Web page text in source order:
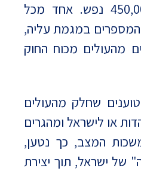
נפש. אחד מכל
המספרים במגמת עליה,
מהעולים מכוח החוק
שחלק מהעולים
או לישראל ומהגרים
המצב, כך נטען,
של ישראל, תוך יצירת